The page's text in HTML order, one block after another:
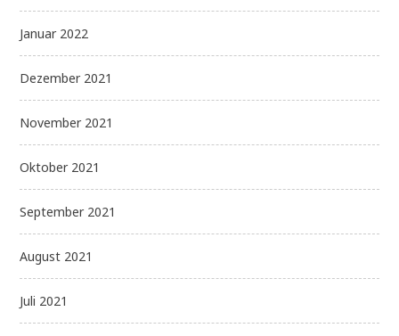
Januar 2022
Dezember 2021
November 2021
Oktober 2021
September 2021
August 2021
Juli 2021